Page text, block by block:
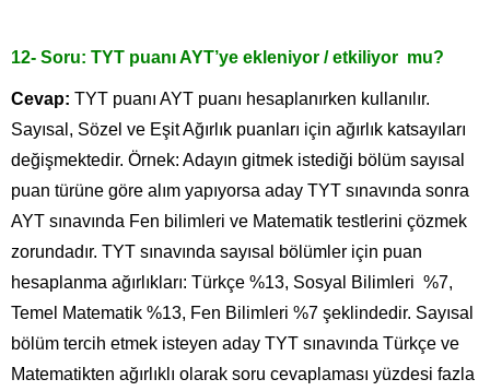
12- Soru: TYT puanı AYT’ye ekleniyor / etkiliyor mu?
Cevap: TYT puanı AYT puanı hesaplanırken kullanılır.
Sayısal, Sözel ve Eşit Ağırlık puanları için ağırlık katsayıları
değişmektedir. Örnek: Adayın gitmek istediği bölüm sayısal
puan türüne göre alım yapıyorsa aday TYT sınavında sonra
AYT sınavında Fen bilimleri ve Matematik testlerini çözmek
zorundadır. TYT sınavında sayısal bölümler için puan
hesaplanma ağırlıkları: Türkçe %13, Sosyal Bilimleri %7,
Temel Matematik %13, Fen Bilimleri %7 şeklindedir. Sayısal
bölüm tercih etmek isteyen aday TYT sınavında Türkçe ve
Matematikten ağırlıklı olarak soru cevaplaması yüzdesi fazla